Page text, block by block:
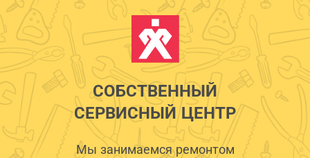
СОБСТВЕННЫЙ
СЕРВИСНЫЙ ЦЕНТР
Мы занимаемся ремонтом